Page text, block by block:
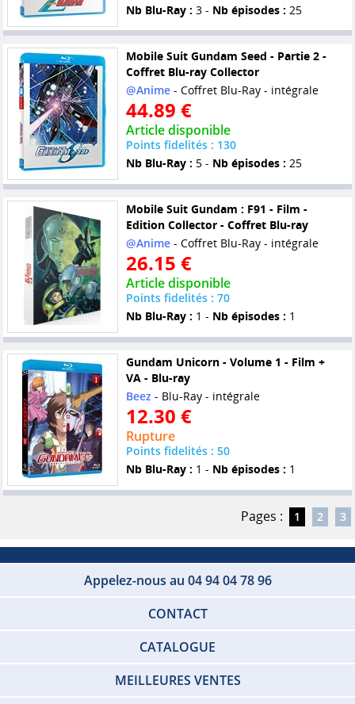
Nb Blu-Ray : 3 - Nb épisodes : 25
Mobile Suit Gundam Seed - Partie 2 -
Coffret Blu-ray Collector
@Anime- Coffret Blu-Ray - intégrale
44.89 €
Article disponible
Points fidelités : 130
Nb Blu-Ray : 5 - Nb épisodes : 25
Mobile Suit Gundam : F91 - Film -
Edition Collector - Coffret Blu-ray
@Anime- Coffret Blu-Ray - intégrale
26.15 €
Article disponible
Points fidelités : 70
Nb Blu-Ray : 1 - Nb épisodes : 1
Gundam Unicorn - Volume 1 - Film +
VA - Blu-ray
Beez- Blu-Ray - intégrale
12.30 €
Rupture
Points fidelités : 50
Nb Blu-Ray : 1 - Nb épisodes : 1
Pages : 1 2 3
Appelez-nous au 04 94 04 78 96
CONTACT
CATALOGUE
MEILLEURES VENTES